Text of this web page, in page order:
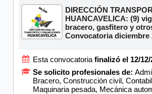
DIRECCIÓN
HUANCAVELICA: (9)
bracero, gasfitero y
Convocatoria diciembre
Esta convocatoria finalizó el 12/12/
Se solicito profesionales de:
Bracero, Construcción civil,
Maquinaria pesada, Mecánica